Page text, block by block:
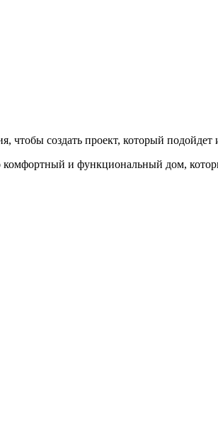
чтобы создать проект, который
и функциональный дом,